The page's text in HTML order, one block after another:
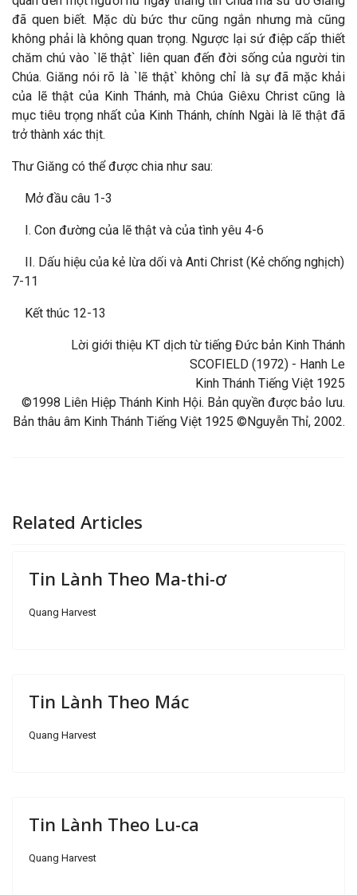
đã quen biết. Mặc dù bức thư cũng ngắn nhưng mà cũng
không phải là không quan trọng. Ngược lại sứ điệp cấp thiết
chăm chú vào `lẽ thật` liên quan đến đời sống của người tin
Chúa. Giăng nói rõ là `lẽ thật` không chỉ là sự đã mặc khải
của lẽ thật của Kinh Thánh, mà Chúa Giêxu Christ cũng là
mục tiêu trọng nhất của Kinh Thánh, chính Ngài là lẽ thật đã
trở thành xác thịt.
Thư Giăng có thể được chia như sau:
Mở đầu câu 1-3
I. Con đường của lẽ thật và của tình yêu 4-6
II. Dấu hiệu của kẻ lừa dối và Anti Christ (Kẻ chống nghịch)
7-11
Kết thúc 12-13
Lời giới thiệu KT dịch từ tiếng Đức bản Kinh Thánh
SCOFIELD (1972) - Hanh Le
Kinh Thánh Tiếng Việt 1925
©1998 Liên Hiệp Thánh Kinh Hội. Bản quyền được bảo lưu.
Bản thâu âm Kinh Thánh Tiếng Việt 1925 ©Nguyễn Thỉ, 2002.
Related Articles
Tin Lành Theo Ma-thi-ơ
Quang Harvest
Tin Lành Theo Mác
Quang Harvest
Tin Lành Theo Lu-ca
Quang Harvest